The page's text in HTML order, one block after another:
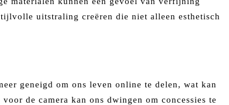
uitstraling creëren die niet alleen esthetisch
geneigd om ons leven online te delen, wat kan
de camera kan ons dwingen om concessies te